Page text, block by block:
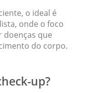
o ideal é
onde o foco
doenças que
do corpo.
up?